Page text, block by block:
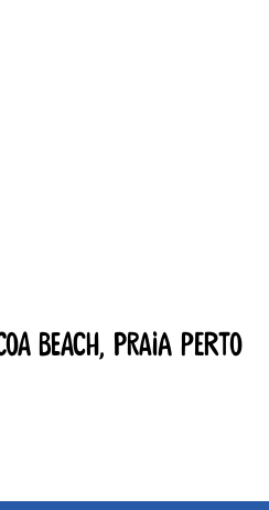
Beach, praia perto